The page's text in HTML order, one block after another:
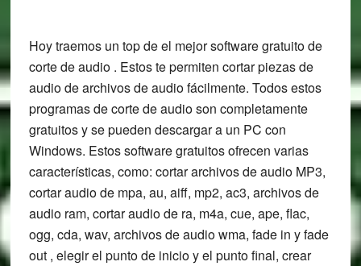
Hoy traemos un top de el mejor software gratuito de
corte de audio . Estos te permiten cortar piezas de
audio de archivos de audio fácilmente. Todos estos
programas de corte de audio son completamente
gratuitos y se pueden descargar a un PC con
Windows. Estos software gratuitos ofrecen varias
características, como: cortar archivos de audio MP3,
cortar audio de mpa, au, aiff, mp2, ac3, archivos de
audio ram, cortar audio de ra, m4a, cue, ape, flac,
ogg, cda, wav, archivos de audio wma, fade in y fade
out , elegir el punto de inicio y el punto final, crear